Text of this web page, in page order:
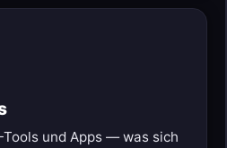
und Apps — was sich